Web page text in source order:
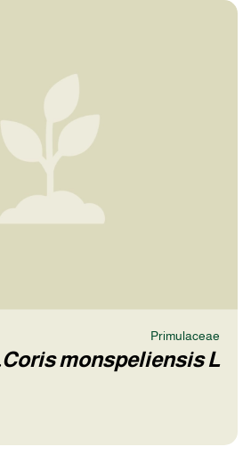
Primulaceae
Coris monspeliensis L.